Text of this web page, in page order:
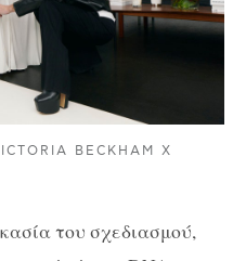
BECKHAM X
του σχεδιασμού,